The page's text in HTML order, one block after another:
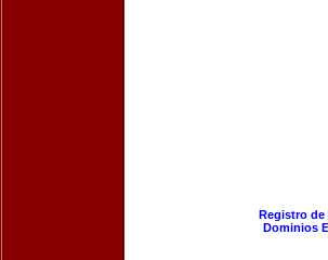
Registro de
Dominios